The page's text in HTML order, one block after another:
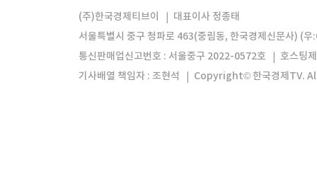
모바일앱 한국경제TV앱
(주)한국경제티브이
대표이사 정종태
서울특별시 중구 청파로 463(중림동, 한국경제신문사) (
통신판매업신고번호 : 서울중구 2022-0572호
호스팅
기사배열 책임자 : 조현석
Copyright© 한국경제TV.